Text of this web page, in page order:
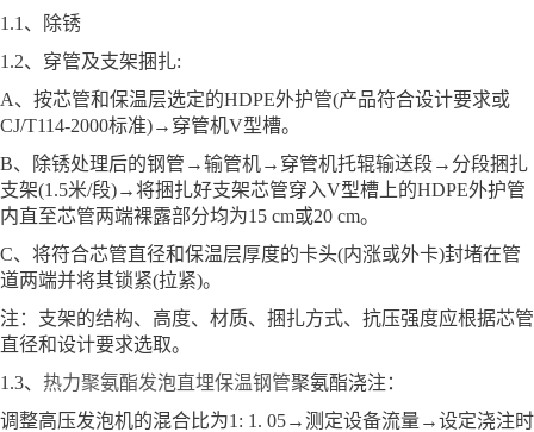
1.1、除锈
1.2、穿管及支架捆扎:
A、按芯管和保温层选定的HDPE外护管(产品符合设计要求或
CJ/T114-2000标准)→穿管机V型槽。
B、除锈处理后的钢管→输管机→穿管机托辊输送段→分段捆扎
支架(1.5米/段)→将捆扎好支架芯管穿入V型槽上的HDPE外护管
内直至芯管两端裸露部分均为15 cm或20 cm。
C、将符合芯管直径和保温层厚度的卡头(内涨或外卡)封堵在管
道两端并将其锁紧(拉紧)。
注：支架的结构、高度、材质、捆扎方式、抗压强度应根据芯管
直径和设计要求选取。
1.3、 热力聚氨酯发泡直埋保温钢管聚氨酯浇注：
调整高压发泡机的混合比为1: 1. 05→测定设备流量→设定浇注时